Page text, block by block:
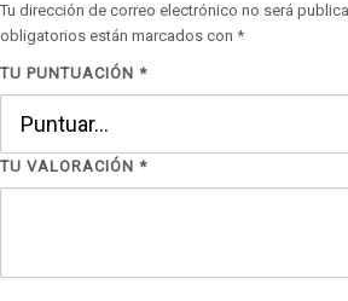
Tu dirección de correo electrónico no será
obligatorios están marcados con *
TU PUNTUACIÓN *
TU VALORACIÓN *